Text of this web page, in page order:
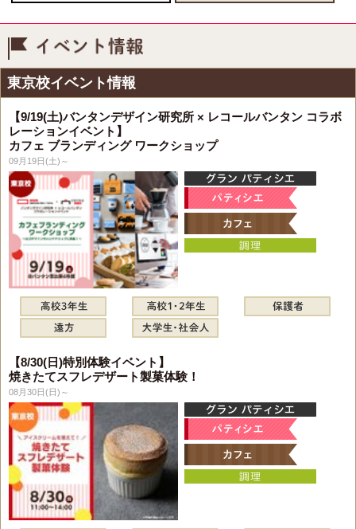
東京校イベント情報
【9/19(土)バンタンデザイン研究所 × レコールバンタン コラボ
レーションイベント】
カフェ ブランディング ワークショップ
09月19日(土)～
【8/30(日)特別体験イベント】
焼きたてスフレデザート製菓体験！
08月30日(日)～